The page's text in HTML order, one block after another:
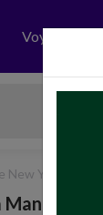
Voyages
New York